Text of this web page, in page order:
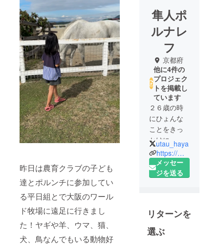
昨日は農育クラブの子ども
達とポルンチに参加してい
る平日組とで大阪のワール
ド牧場に遠足に行きまし
た！ヤギや羊、ウマ、猫、
犬、鳥なんでもいる動物好
隼人ポ
ルナレ
フ
京都府
他に4件の
プロジェク
トを掲載し
ています
２６歳の時
にひょんな
ことをきっ
かけに、東
京のFM局J-
WAVEにてフ
リーランス
その後地元
関西に戻
utau_haya
https://mazel.pro/
メッセー
ジを送る
リターンを
選ぶ